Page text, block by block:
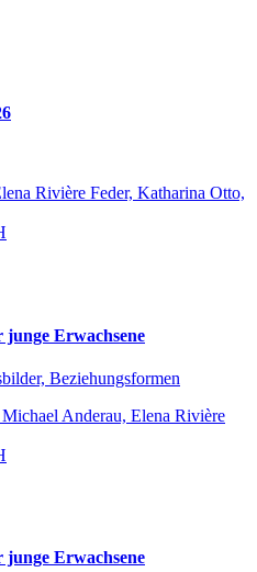
Rivière Feder, Katharina Otto,
junge Erwachsene
Beziehungsformen
Anderau, Elena Rivière
junge Erwachsene